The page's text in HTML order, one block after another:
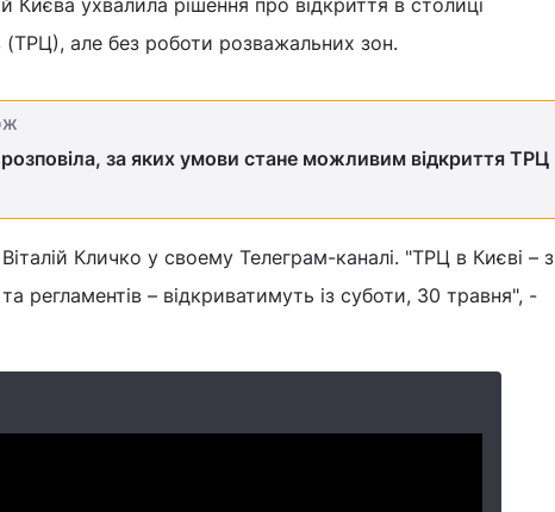
але без роботи розважальних зон.
за яких умови стане можливим відкриття ТРЦ
Кличко у своему Телеграм-каналі. "ТРЦ в Києві – з
регламентів – відкриватимуть із суботи, 30 травня", -